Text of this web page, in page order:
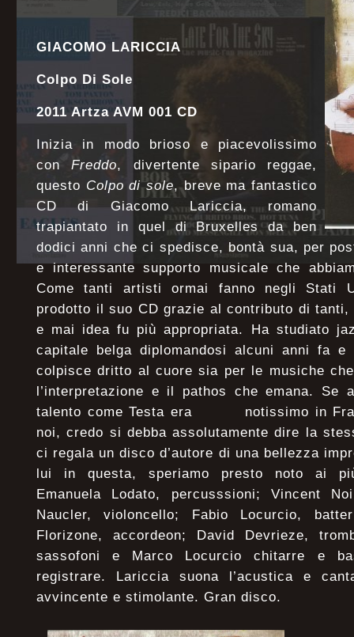
GIACOMO LARICCIA
Colpo Di Sole
2011 Artza AVM 001 CD
Inizia in modo brioso e piacevolissimo
conFreddo, divertente sipario reggae,
questo Colpo di sole, breve ma fantastico
CD di Giacomo Lariccia, romano
trapiantato in quel di Bruxelles da ben
dodici anni che ci spedisce, bontà sua, per
e interessante supporto musicale che
Come tanti artisti ormai fanno negli Stati
prodotto il suo CD grazie al contributo di
e mai idea fu più appropriata. Ha studiato
capitale belga diplomandosi alcuni anni fa e
colpisce dritto al cuore sia per le musiche
l’interpretazione e il pathos che emana. Se
talento come Testa era notissimo in
noi, credo si debba assolutamente dire la
ci regala un disco d’autore di una bellezza
lui in questa, speriamo presto noto ai
Emanuela Lodato, percusssioni; Vincent
Naucler, violoncello; Fabio Locurcio,
Florizone, accordeon; David Devrieze,
sassofoni e Marco Locurcio chitarre e
registrare. Lariccia suona l’acustica e
avvincente e stimolante. Gran disco.